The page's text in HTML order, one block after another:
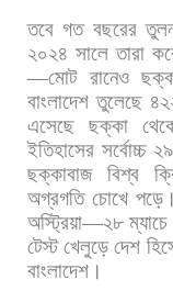
তবে গত বছরের
২০২৪ সালে তারা
—মোট রানেও
বাংলাদেশ তুলেছে
এসেছে
ছক্কা
ইতিহাসের সর্বোচ্চ
ছক্কাবাজ বিশ্ব
অগ্রগতি চোখে পড়ে।
অস্ট্রিয়া—২৮ ম্যাচে
টেস্ট খেলুড়ে দেশ
বাংলাদেশ।